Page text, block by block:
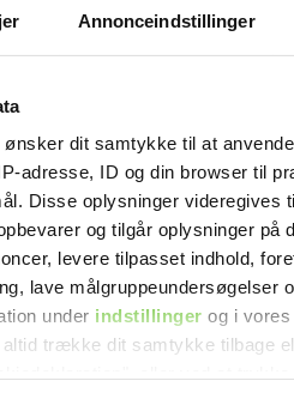
Annonceindstillinger
ønsker dit samtykke til at
adresse, ID og din browser til
Disse oplysninger videregives
og tilgår oplysninger på
levere tilpasset indhold,
lave målgruppeundersøgelser
under indstillinger og i vores
altid trække dit samtykke tilbage
ramt: I sorg og
smerter